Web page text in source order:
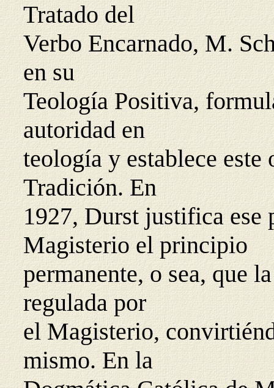
Tratado del
Verbo Encarnado, M.
en su
Teología Positiva,
autoridad en
teología y establece
Tradición. En
1927, Durst justifica ese
Magisterio el principio
permanente, o sea, que
regulada por
el Magisterio,
mismo. En la